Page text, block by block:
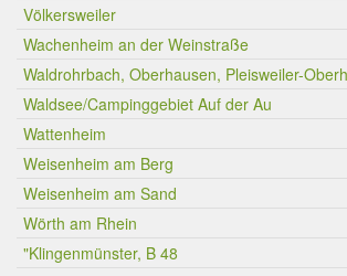
Völkersweiler
Wachenheim an der Weinstraße
Waldrohrbach, Oberhausen, Pleisweiler-
Waldsee/Campinggebiet Auf der Au
Wattenheim
Weisenheim am Berg
Weisenheim am Sand
Wörth am Rhein
"Klingenmünster, B 48